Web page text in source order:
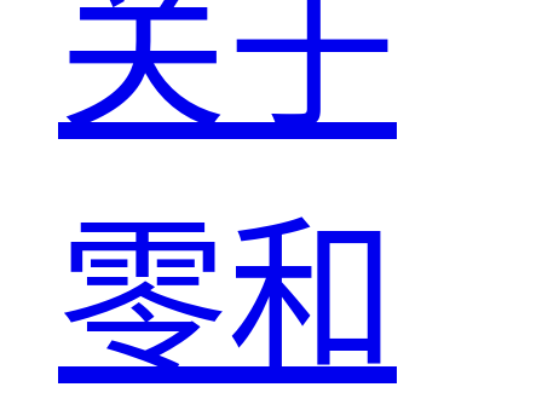
关于
零和